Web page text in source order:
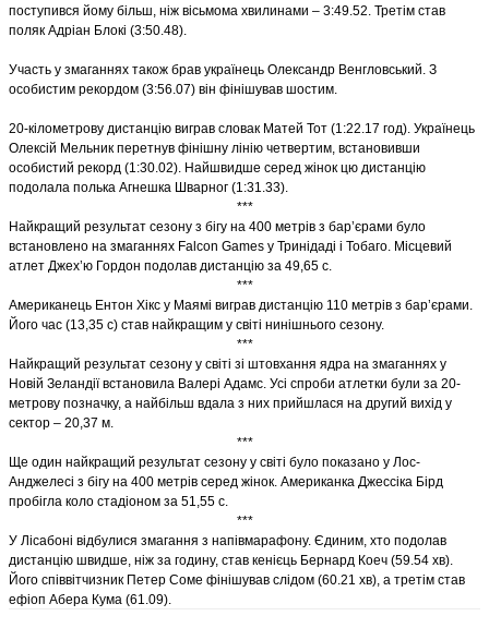
поступився йому більш, ніж вісьмома хвилинами – 3:49.52. Третім став
поляк Адріан Блокі (3:50.48).
Участь у змаганнях також брав українець Олександр Венгловський. З
особистим рекордом (3:56.07) він фінішував шостим.
20-кілометрову дистанцію виграв словак Матей Тот (1:22.17 год). Українець
Олексій Мельник перетнув фінішну лінію четвертим, встановивши
особистий рекорд (1:30.02). Найшвидше серед жінок цю дистанцію
подолала полька Агнешка Шварног (1:31.33).
***
Найкращий результат сезону з бігу на 400 метрів з бар’єрами було
встановлено на змаганнях Falcon Games у Тринідаді і Тобаго. Місцевий
атлет Джех’ю Гордон подолав дистанцію за 49,65 с.
***
Американець Ентон Хікс у Маямі виграв дистанцію 110 метрів з бар’єрами.
Його час (13,35 с) став найкращим у світі нинішнього сезону.
***
Найкращий результат сезону у світі зі штовхання ядра на змаганнях у
Новій Зеландії встановила Валері Адамс. Усі спроби атлетки були за 20-
метрову позначку, а найбільш вдала з них прийшлася на другий вихід у
сектор – 20,37 м.
***
Ще один найкращий результат сезону у світі було показано у Лос-
Анджелесі з бігу на 400 метрів серед жінок. Американка Джессіка Бірд
пробігла коло стадіоном за 51,55 с.
***
У Лісабоні відбулися змагання з напівмарафону. Єдиним, хто подолав
дистанцію швидше, ніж за годину, став кенієць Бернард Коеч (59.54 хв).
Його співвітчизник Петер Соме фінішував слідом (60.21 хв), а третім став
ефіоп Абера Кума (61.09).